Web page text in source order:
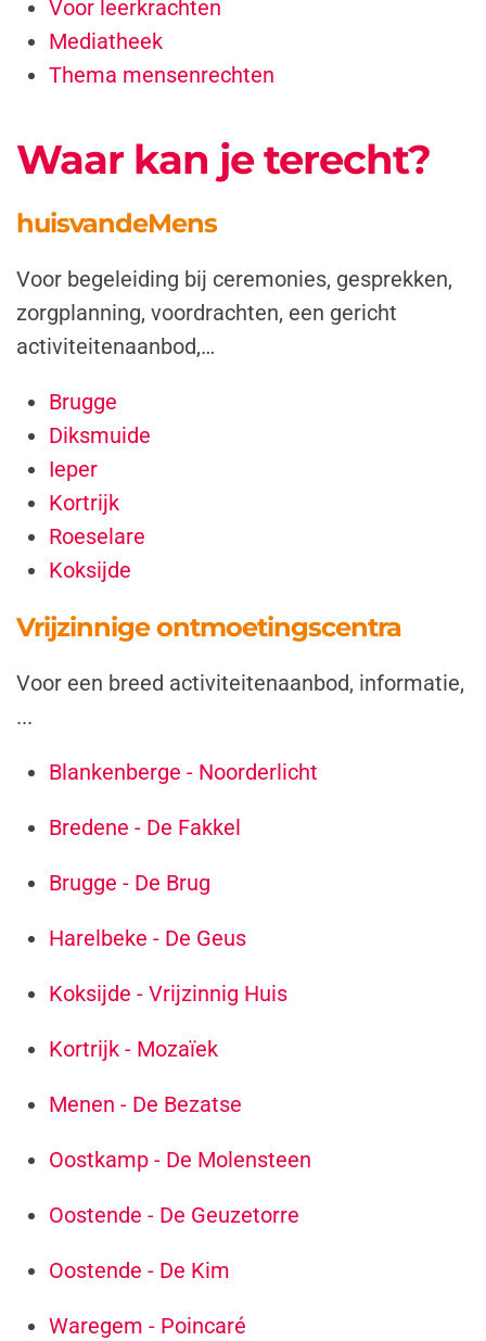
Voor leerkrachten
Mediatheek
Thema mensenrechten
Waar kan je terecht?
huisvandeMens
Voor begeleiding bij ceremonies, gesprekken,
zorgplanning, voordrachten, een gericht
activiteitenaanbod,…
Brugge
Diksmuide
Ieper
Kortrijk
Roeselare
Koksijde
Vrijzinnige ontmoetingscentra
Voor een breed activiteitenaanbod, informatie,
...
Blankenberge - Noorderlicht
Bredene - De Fakkel
Brugge - De Brug
Harelbeke - De Geus
Koksijde - Vrijzinnig Huis
Kortrijk - Mozaïek
Menen - De Bezatse
Oostkamp - De Molensteen
Oostende - De Geuzetorre
Oostende - De Kim
Waregem - Poincaré